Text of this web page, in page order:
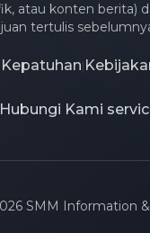
atau konten berita)
tertulis
|
Hubungi Kami
SMM Information